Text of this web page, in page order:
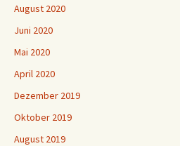
August 2020
Juni 2020
Mai 2020
April 2020
Dezember 2019
Oktober 2019
August 2019